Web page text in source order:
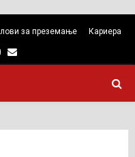
за преземање Кариера
Youtube
Email